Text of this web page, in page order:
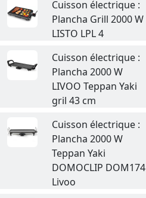
Cuisson électrique :
Plancha Grill 2000 W
LISTO LPL 4
Cuisson électrique :
Plancha 2000 W
LIVOO Teppan Yaki
gril 43 cm
Cuisson électrique :
Plancha 2000 W
Teppan Yaki
DOMOCLIP DOM174
Livoo